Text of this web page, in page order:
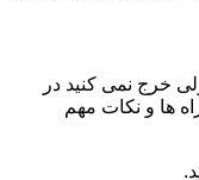
خرج نمی کنید در
ها و نکات مهم